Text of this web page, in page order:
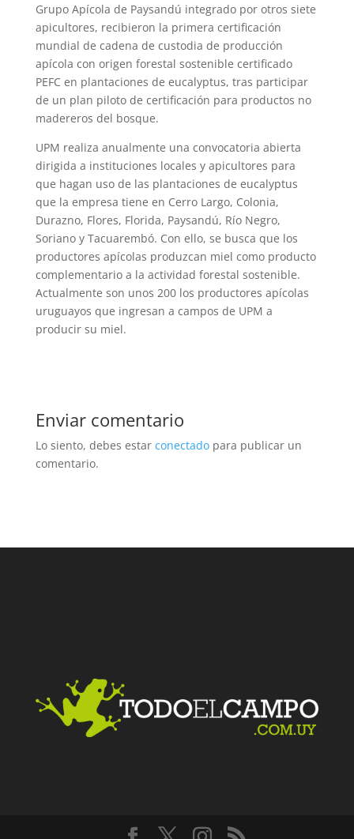
Grupo Apícola de Paysandú integrado por otros siete
apicultores, recibieron la primera certificación
mundial de cadena de custodia de producción
apícola con origen forestal sostenible certificado
PEFC en plantaciones de eucalyptus, tras participar
de un plan piloto de certificación para productos no
madereros del bosque.
UPM realiza anualmente una convocatoria abierta
dirigida a instituciones locales y apicultores para
que hagan uso de las plantaciones de eucalyptus
que la empresa tiene en Cerro Largo, Colonia,
Durazno, Flores, Florida, Paysandú, Río Negro,
Soriano y Tacuarembó. Con ello, se busca que los
productores apícolas produzcan miel como producto
complementario a la actividad forestal sostenible.
Actualmente son unos 200 los productores apícolas
uruguayos que ingresan a campos de UPM a
producir su miel.
Enviar comentario
Lo siento, debes estar conectadopara publicar un
comentario.
Facebook